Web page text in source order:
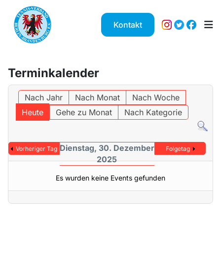
Kontakt
Terminkalender
Nach Jahr Nach Monat
Nach Woche
Heute
Gehe zu Monat Nach Kategorie
Vorheriger Tag Dienstag, 30. Dezember
2025
Folgetag
Es wurden keine Events gefunden